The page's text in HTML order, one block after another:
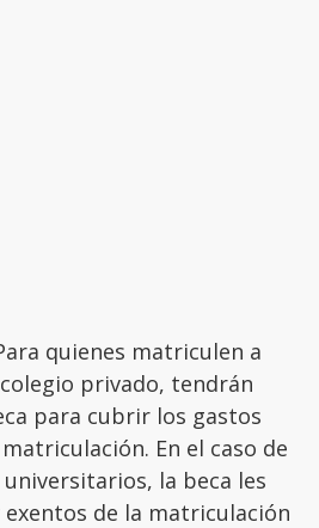
quienes matriculen a
privado, tendrán
para cubrir los gastos
En el caso de
la beca les
de la matriculación